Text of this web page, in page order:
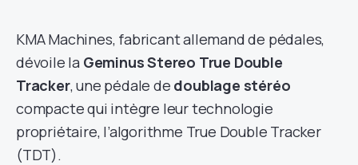
KMA Machines, fabricant allemand de pédales,
dévoile la Geminus Stereo True Double
Tracker, une pédale de doublage stéréo
compacte qui intègre leur technologie
propriétaire, l’algorithme True Double Tracker
(TDT).